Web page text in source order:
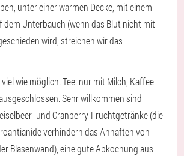
unter einer warmen Decke, mit einem
dem Unterbauch (wenn das Blut nicht mit
wird, streichen wir das
wie möglich. Tee: nur mit Milch, Kaffee
Sehr willkommen sind
und Cranberry-Fruchtgetränke (die
verhindern das Anhaften von
Blasenwand), eine gute Abkochung aus